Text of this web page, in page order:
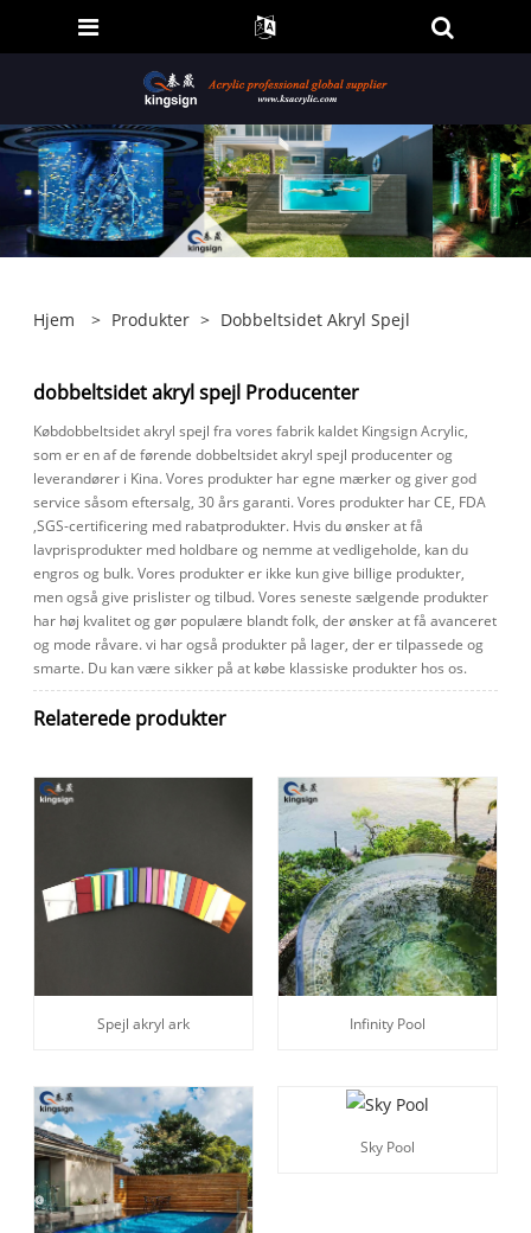
Hjem > Produkter > Dobbeltsidet Akryl Spejl
dobbeltsidet akryl spejl Producenter
Købdobbeltsidet akryl spejl fra vores fabrik kaldet Kingsign Acrylic,
som er en af ​​de førende dobbeltsidet akryl spejl producenter og
leverandører i Kina. Vores produkter har egne mærker og giver god
service såsom eftersalg, 30 års garanti. Vores produkter har CE, FDA
,SGS-certificering med rabatprodukter. Hvis du ønsker at få
lavprisprodukter med holdbare og nemme at vedligeholde, kan du
engros og bulk. Vores produkter er ikke kun give billige produkter,
men også give prislister og tilbud. Vores seneste sælgende produkter
har høj kvalitet og gør populære blandt folk, der ønsker at få avanceret
og mode råvare. vi har også produkter på lager, der er tilpassede og
smarte. Du kan være sikker på at købe klassiske produkter hos os.
Relaterede produkter
Spejl akryl ark Infinity Pool
Sky Pool